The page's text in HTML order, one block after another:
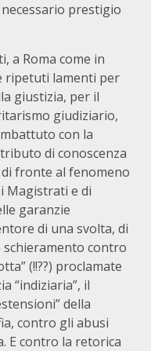
prestigio
a Roma come in
ripetuti lamenti per
giustizia, per il
giudiziario,
con la
di conoscenza
fronte al fenomeno
Magistrati e di
garanzie
di una svolta, di
contro
(!!??) proclamate
“indiziaria”, il
della
contro gli abusi
E contro la retorica